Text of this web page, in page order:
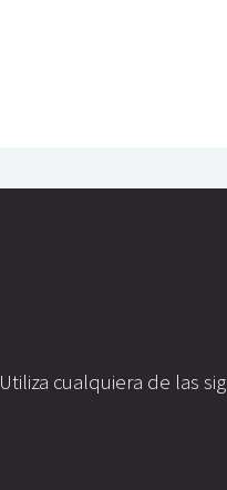
Utiliza cualquiera de las